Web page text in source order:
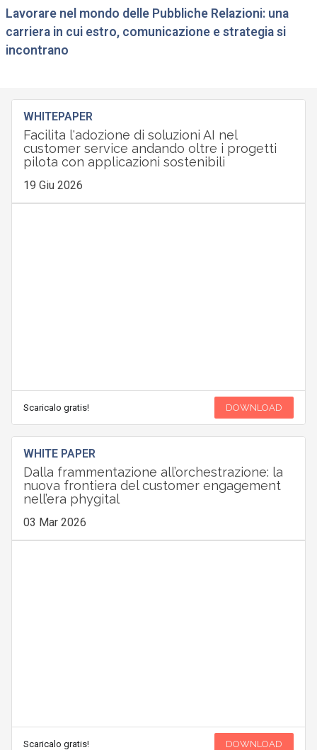
Lavorare nel mondo delle Pubbliche Relazioni: una
carriera in cui estro, comunicazione e strategia si
incontrano
WHITEPAPER
Facilita l'adozione di soluzioni AI nel
customer service andando oltre i progetti
pilota con applicazioni sostenibili
19 Giu 2026
Scaricalo gratis! DOWNLOAD
WHITE PAPER
Dalla frammentazione all’orchestrazione: la
nuova frontiera del customer engagement
nell’era phygital
03 Mar 2026
Scaricalo gratis! DOWNLOAD